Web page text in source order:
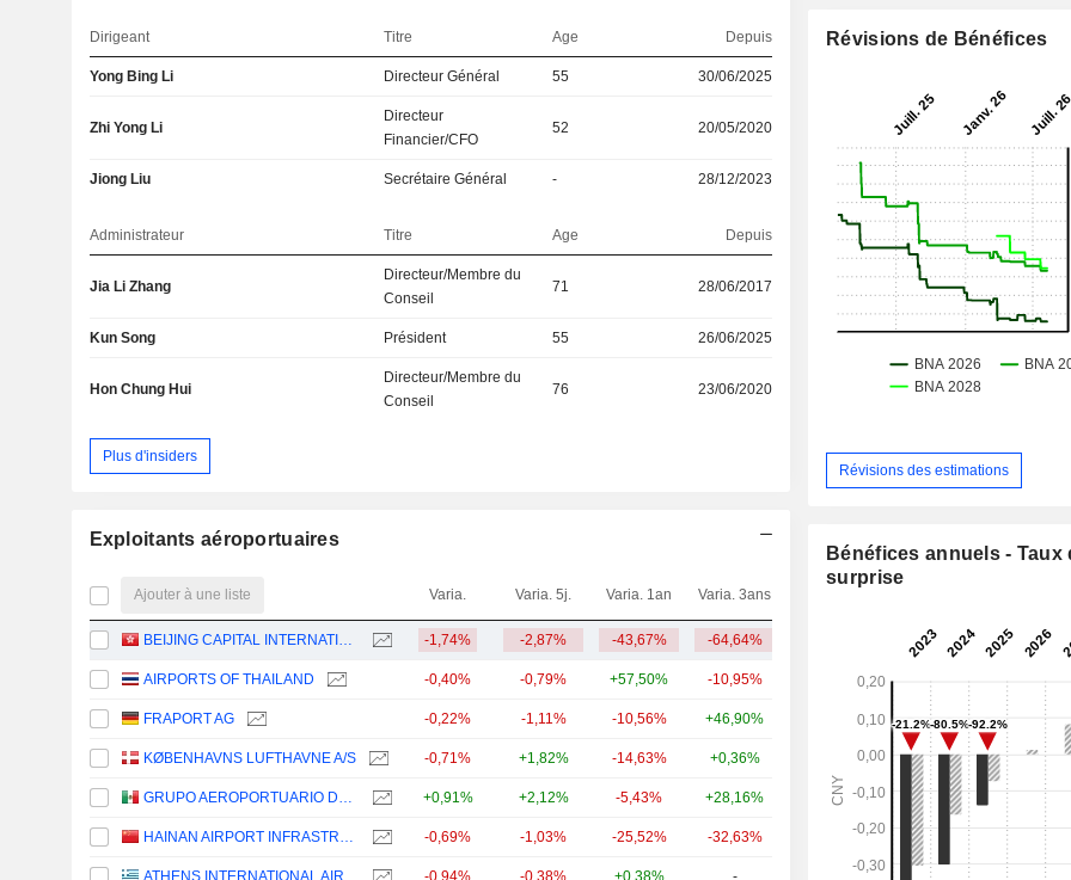
Dirigeant Titre Age Depuis
Yong Bing Li Directeur Général 55 30/06/2025
Zhi Yong Li
Directeur
Financier/CFO
52 20/05/2020
Jiong Liu Secrétaire Général - 28/12/2023
Administrateur Titre Age Depuis
Jia Li Zhang
Directeur/Membre du
Conseil
71 28/06/2017
Kun Song Président 55 26/06/2025
Hon Chung Hui
Directeur/Membre du
Conseil
76 23/06/2020
Plus d'insiders
Exploitants aéroportuaires
Ajouter à une liste Varia. Varia. 5j. Varia. 1an Varia. 3ans
BEIJING CAPITAL INTERNATIONAL AIRPORT COMPANY LIMITED -1,74% -2,87% -43,67% -64,64%
AIRPORTS OF THAILAND -0,40% -0,79% +57,50% -10,95% 27,3 Md
FRAPORT AG -0,22% -1,11% -10,56% +46,90% 7,14 Md
KØBENHAVNS LUFTHAVNE A/S -0,71% +1,82% -14,63% +0,36% 6,82 Md
GRUPO AEROPORTUARIO DEL CENTRO NORTE, S.A.B. DE C.V. +0,91% +2,12% -5,43% +28,16% 5,34 Md
HAINAN AIRPORT INFRASTRUCTURE CO., LTD -0,69% -1,03% -25,52% -32,63% 4,92 Md
Révisions de Bénéfices
Révisions des estimations
Bénéfices annuels - Taux
surprise